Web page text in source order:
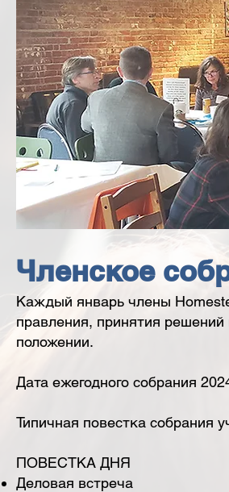
Членское
Каждый январь члены
правления, принятия решений
положении.
Дата ежегодного собрания
Типичная повестка собрания
ПОВЕСТКА ДНЯ
Деловая встреча